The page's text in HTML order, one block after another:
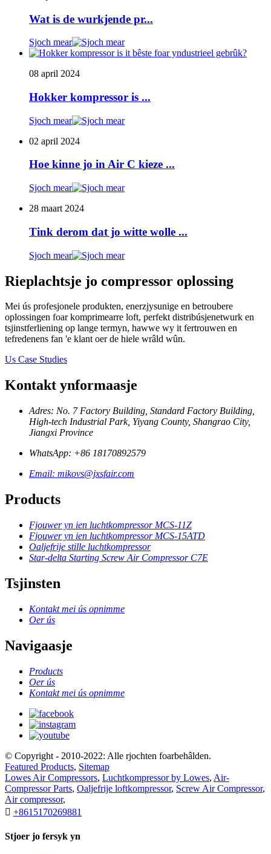
Wat is de wurkjende pr...
Sjoch mear
08 april 2024
Hokker kompressor is ...
Sjoch mear
02 april 2024
Hoe kinne jo in Air C kieze ...
Sjoch mear
28 maart 2024
Tink derom dat jo witte wolle ...
Sjoch mear
Rieplachtsje jo compressor oplossing
Mei ús profesjonele produkten, enerzjysunige en betroubere
oplossingen foar komprimearre loft, perfekt distribúsjenetwurk en
tsjinstferliening op lange termyn, hawwe wy it fertrouwen en
tefredenens fan 'e klant oer de hiele wrâld wûn.
Us Case Studies
Kontakt ynformaasje
Adres: No. 7 Factory Building, Standard Factory Building,
High-tech Industrial Park, Yiyang County, Shangrao City,
Jiangxi Province
WhatsApp: +86 18170892579
Email: mikovs@jxsfair.com
Products
Fjouwer yn ien luchtkompressor MCS-11Z
Fjouwer yn ien luchtkompressor MCS-15ATD
Oaljefrije stille luchtkompressor
Star-delta Starting Screw Air Compressor C7E
Tsjinsten
Kontakt mei ús opnimme
Oer ús
Navigaasje
Products
Oer ús
Kontakt mei ús opnimme
© Copyright - 2010-2022: Alle rjochten foarbehâlden.
Featured Products, Sitemap
Lowes Air Compressors, Luchtkompressor by Lowes, Air-
Compressor Parts, Oaljefrije loftkompressor, Screw Air Compressor,
Air compressor,
 +8615170269881
Stjoer jo fersyk yn